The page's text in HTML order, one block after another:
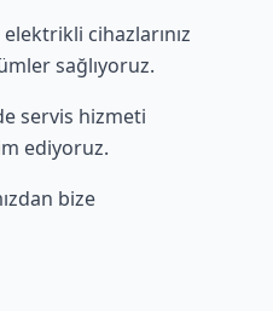
cihazlarınız
sağlıyoruz.
servis hizmeti
ediyoruz.
bize